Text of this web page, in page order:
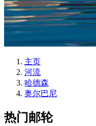
主页
河流
哈德森
奥尔巴尼
热门邮轮